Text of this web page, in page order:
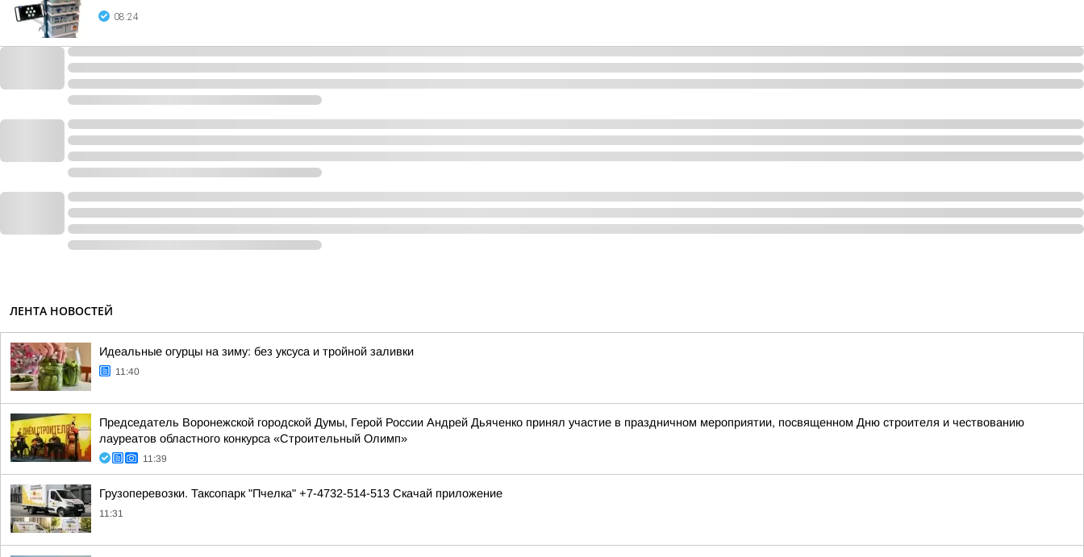
08:24
ЛЕНТА НОВОСТЕЙ
Идеальные огурцы на зиму: без уксуса и тройной заливки
11:40
Председатель Воронежской городской Думы, Герой России Андрей Дьяченко принял участие в праздничном мероприятии, посвященном Дню строителя и чествованию
лауреатов областного конкурса «Строительный Олимп»
11:39
Грузоперевозки. Таксопарк "Пчелка" +7-4732-514-513 Скачай приложение
11:31